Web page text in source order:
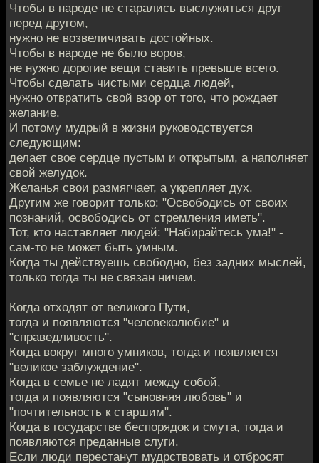
Чтобы в народе не старались выслужиться друг
перед другом,
нужно не возвеличивать достойных.
Чтобы в народе не было воров,
не нужно дорогие вещи ставить превыше всего.
Чтобы сделать чистыми сердца людей,
нужно отвратить свой взор от того, что рождает
желание.
И потому мудрый в жизни руководствуется
следующим:
делает свое сердце пустым и открытым, а наполняет
свой желудок.
Желанья свои размягчает, а укрепляет дух.
Другим же говорит только: "Освободись от своих
познаний, освободись от стремления иметь".
Тот, кто наставляет людей: "Набирайтесь ума!" -
сам-то не может быть умным.
Когда ты действуешь свободно, без задних мыслей,
только тогда ты не связан ничем.
Когда отходят от великого Пути,
тогда и появляются "человеколюбие" и
"справедливость".
Когда вокруг много умников, тогда и появляется
"великое заблуждение".
Когда в семье не ладят между собой,
тогда и появляются "сыновняя любовь" и
"почтительность к старшим".
Когда в государстве беспорядок и смута, тогда и
появляются преданные слуги.
Если люди перестанут мудрствовать и отбросят